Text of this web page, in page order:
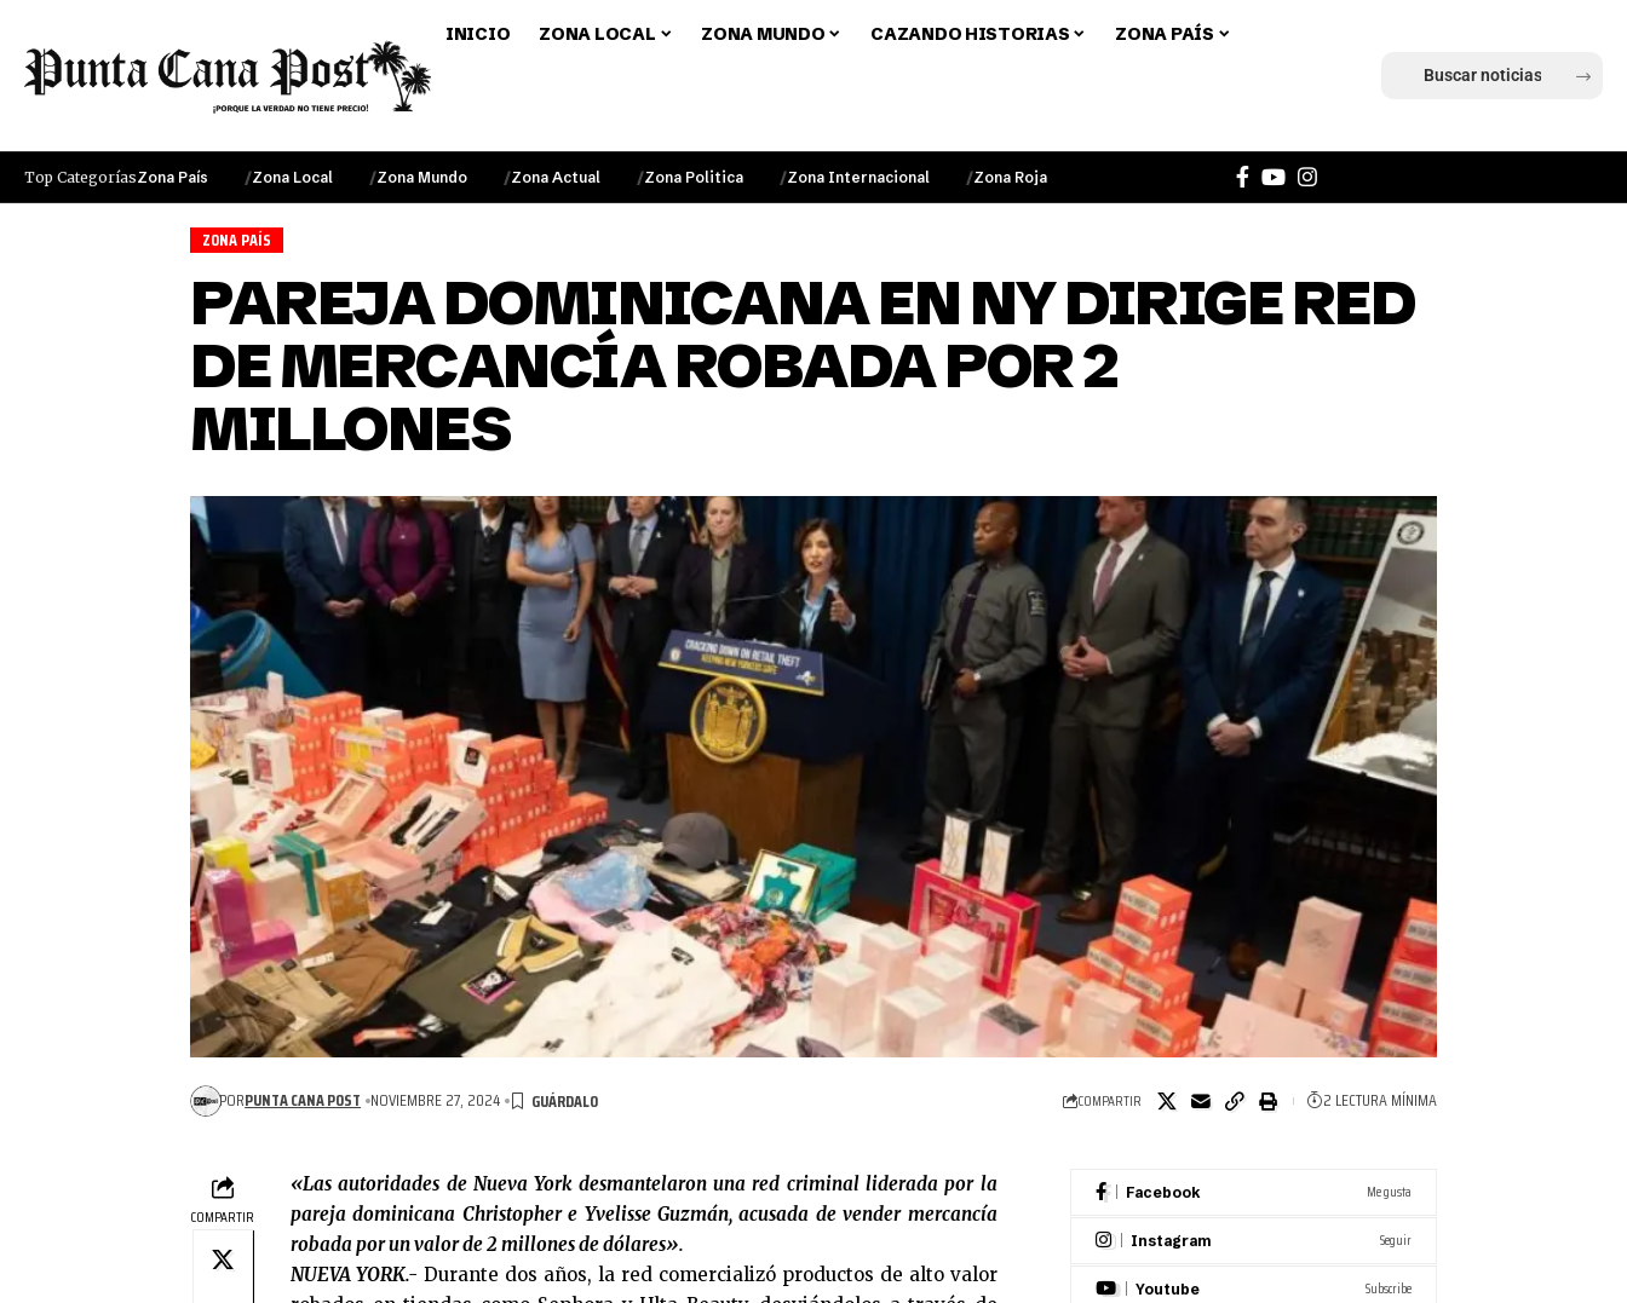
INICIO ZONA LOCAL ZONA MUNDO CAZANDO HISTORIAS ZONA PAÍS
Top CategoríasZona País Zona Local Zona Mundo Zona Actual Zona Politica Zona Internacional Zona Roja
ZONA PAÍS
PAREJA DOMINICANA EN NY DIRIGE RED
DE MERCANCÍA ROBADA POR 2
MILLONES
PORPUNTA CANA POST NOVIEMBRE 27, 2024 COMPARTIR 2 LECTURA MÍNIMA
COMPARTIR
«Las autoridades de Nueva York desmantelaron una red criminal liderada por la
pareja dominicana Christopher e Yvelisse Guzmán, acusada de vender mercancía
robada por un valor de 2 millones de dólares».
NUEVA YORK.- Durante dos años, la red comercializó productos de alto valor
Facebook Me gusta
Instagram Seguir
Youtube Subscribe